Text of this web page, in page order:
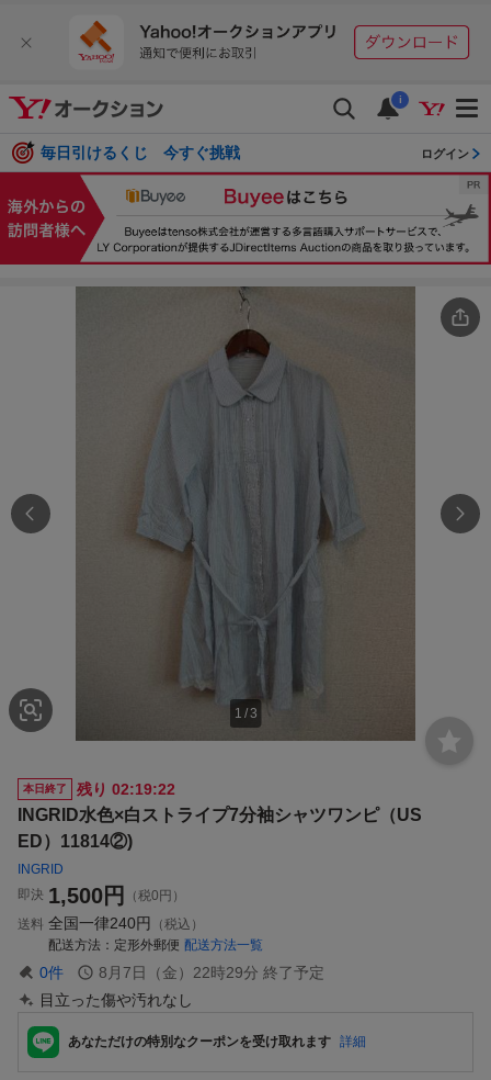
i
毎日引けるくじ 今すぐ挑戦 ログイン
1 /3
本日終了 残り 02:19:21
INGRID水色×白ストライプ7分袖シャツワンピ（US
ED）11814②)
INGRID
即決 1,500円
（税0円）
送料 全国一律240円
（税込）
配送方法
定形外郵便 配送方法一覧
0件 8月7日（金）22時29分 終了予定
目立った傷や汚れなし
あなただけの特別なクーポンを受け取れます 詳細